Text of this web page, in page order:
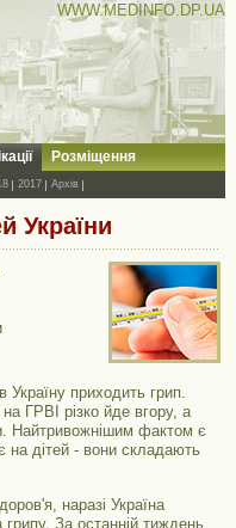
WWW.MEDINFO.DP.UA
Розміщення
2017 Архів
України
Україну приходить грип.
ГРВІ різко йде вгору, а
Найтривожнішим фактом є
на дітей - вони складають
наразі Україна
За останній тиждень